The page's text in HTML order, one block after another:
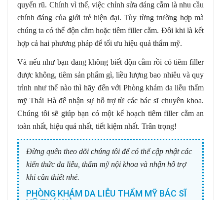
quyến rũ. Chính vì thế, việc chỉnh sửa dáng cằm là nhu cầu
chính đáng của giới trẻ hiện đại. Tùy từng trường hợp mà
chúng ta có thể độn cằm hoặc tiêm filler cằm. Đôi khi là kết
hợp cả hai phương pháp để tối ưu hiệu quả thẩm mỹ.
Và nếu như bạn đang không biết độn cằm rồi có tiêm filler
được không, tiêm sản phẩm gì, liều lượng bao nhiêu và quy
trình như thế nào thì hãy đến với Phòng khám da liễu thẩm
mỹ Thái Hà để nhận sự hỗ trợ từ các bác sĩ chuyên khoa.
Chúng tôi sẽ giúp bạn có một kế hoạch tiêm filler cằm an
toàn nhất, hiệu quả nhất, tiết kiệm nhất. Trân trọng!
Đừng quên theo dõi chúng tôi để có thể cập nhật các
kiến thức da liễu, thẩm mỹ nội khoa và nhận hỗ trợ
khi cần thiết nhé.
PHÒNG KHÁM DA LIỄU THẨM MỸ BÁC SĨ